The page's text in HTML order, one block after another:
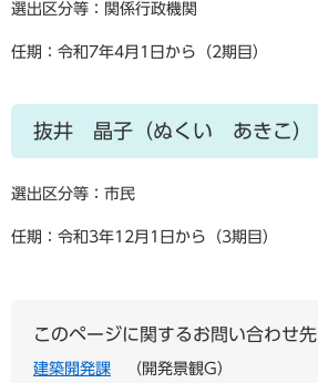
選出区分等：関係行政機関
任期：令和7年4月1日から（2期目）
抜井 晶子（ぬくい あきこ）
選出区分等：市民
任期：令和3年12月1日から（3期目）
このページに関するお問い合わせ先
建築開発課
開発景観G